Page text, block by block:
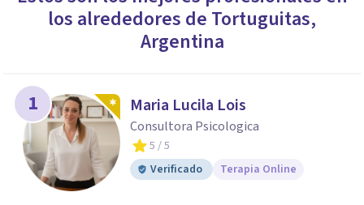
los alrededores de Tortuguitas,
Argentina
1 Maria Lucila Lois
Consultora Psicologica
5 / 5
Verificado
Terapia Online